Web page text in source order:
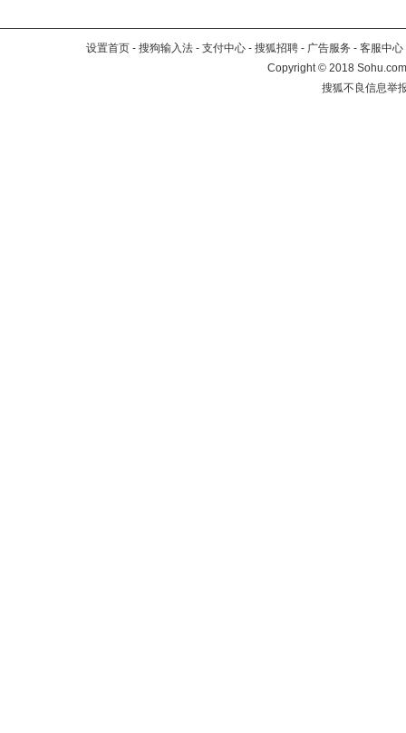
设置首页 - 搜狗输入法 - 支付中心 - 搜狐招聘 - 广告服务 - 客服中心
Copyright©2018
搜狐不良信息举